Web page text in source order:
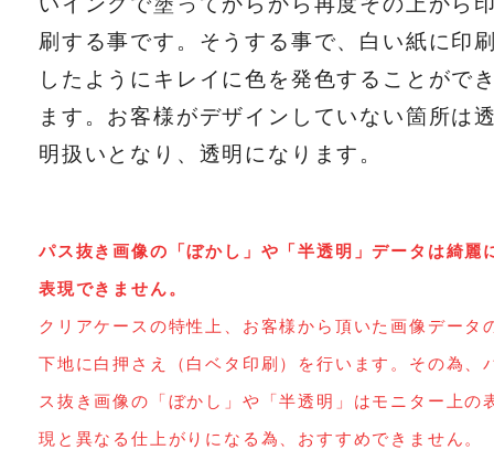
刷する事です。そうする事で、白い紙に印
したようにキレイに色を発色することがで
ます。お客様がデザインしていない箇所は
明扱いとなり、透明になります。
パス抜き画像の「ぼかし」や「半透明」データは綺麗
表現できません。
クリアケースの特性上、お客様から頂いた画像データ
下地に白押さえ（白ベタ印刷）を行います。その為、
ス抜き画像の「ぼかし」や「半透明」はモニター上の
現と異なる仕上がりになる為、おすすめできません。